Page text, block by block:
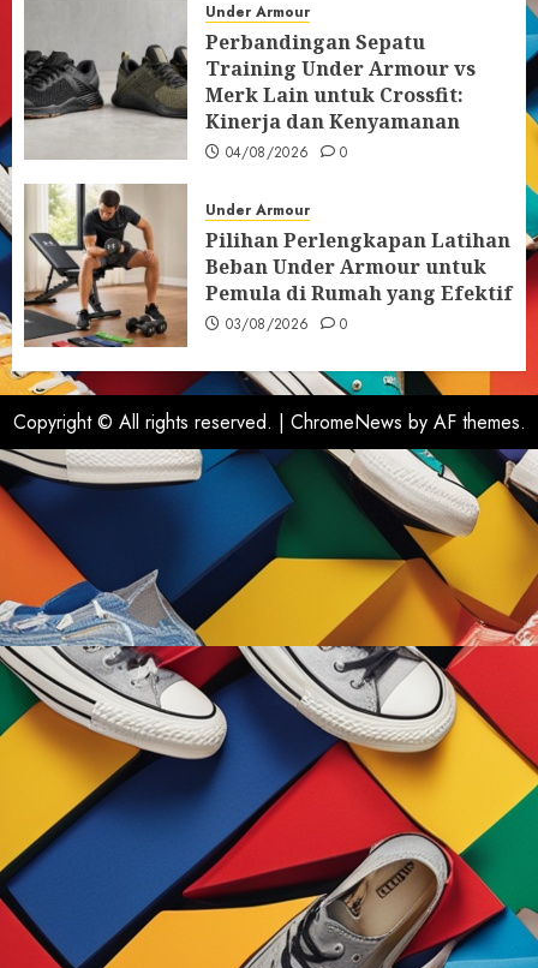
Under Armour
Perbandingan Sepatu
Training Under Armour vs
Merk Lain untuk Crossfit:
Kinerja dan Kenyamanan
04/08/2026 0
Under Armour
Pilihan Perlengkapan Latihan
Beban Under Armour untuk
Pemula di Rumah yang Efektif
03/08/2026 0
Copyright © All rights reserved. | ChromeNews by AF themes.